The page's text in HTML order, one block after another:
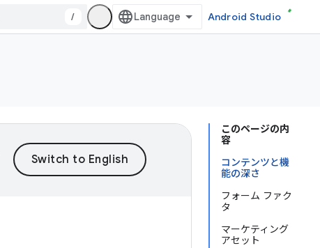
/ Android Studio
このページの内
容
コンテンツと機
能の深さ
フォーム ファク
タ
マーケティング
アセット